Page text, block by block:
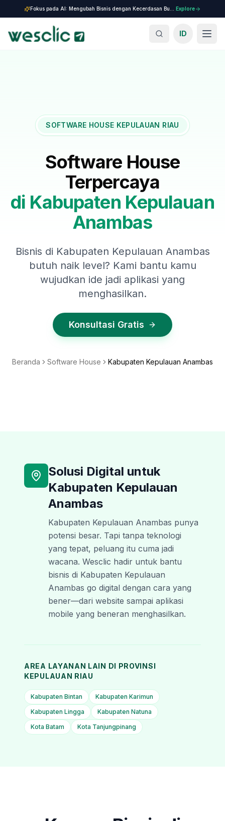
Explore
ID
SOFTWARE HOUSE KEPULAUAN RIAU
Software House
Terpercaya
di Kabupaten Kepulauan
Anambas
Bisnis di Kabupaten Kepulauan Anambas
butuh naik level? Kami bantu kamu
wujudkan ide jadi aplikasi yang
menghasilkan.
Konsultasi Gratis
Beranda Software House Kabupaten Kepulauan Anambas
Solusi Digital untuk
Kabupaten Kepulauan
Anambas
Kabupaten Kepulauan Anambas punya
potensi besar. Tapi tanpa teknologi
yang tepat, peluang itu cuma jadi
wacana. Wesclic hadir untuk bantu
bisnis di Kabupaten Kepulauan
Anambas go digital dengan cara yang
bener—dari website sampai aplikasi
mobile yang beneran menghasilkan.
AREA LAYANAN LAIN DI PROVINSI
KEPULAUAN RIAU
Kabupaten Bintan
Kabupaten Karimun
Kabupaten Lingga
Kabupaten Natuna
Kota Batam
Kota Tanjungpinang